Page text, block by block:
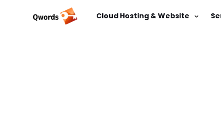
Cloud Hosting & Website